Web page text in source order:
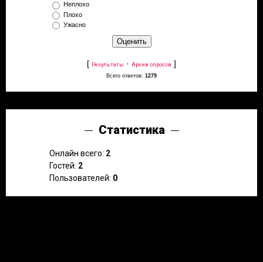
Неплохо
Плохо
Ужасно
[ Результаты · Архив опросов ]
Всего ответов: 1279
Статистика
Онлайн всего: 2
Гостей: 2
Пользователей: 0